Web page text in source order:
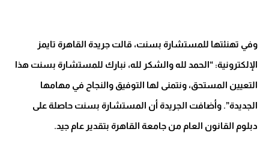
وفي تهنئتها للمستشارة بسنت، قالت جريدة القاهرة تايمز
الإلكترونية: “الحمد لله والشكر لله، نبارك للمستشارة بسنت هذا
التعيين المستحق، ونتمنى لها التوفيق والنجاح في مهامها
الجديدة”. وأضافت الجريدة أن المستشارة بسنت حاصلة على
دبلوم القانون العام من جامعة القاهرة بتقدير عام جيد.